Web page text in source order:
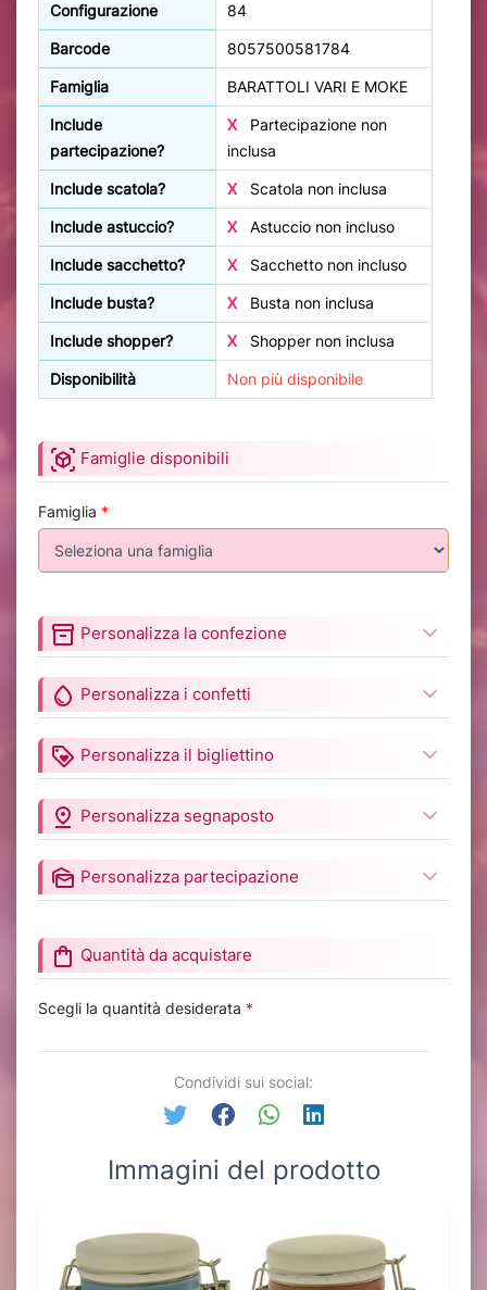
Configurazione 84
Barcode 8057500581784
Famiglia BARATTOLI VARI E MOKE
Include
partecipazione?
X
Partecipazione non
inclusa
Include scatola? X Scatola non inclusa
Include astuccio? X Astuccio non incluso
Include sacchetto? X Sacchetto non incluso
Include busta? X Busta non inclusa
Include shopper? X Shopper non inclusa
Disponibilità Non più disponibile
view_in_ar Famiglie disponibili
Famiglia *
inventory_2 Personalizza la confezione
water_drop Personalizza i confetti
loyalty Personalizza il bigliettino
pin_drop Personalizza segnaposto
mark_as_unread Personalizza partecipazione
shopping_bag Quantità da acquistare
Scegli la quantità desiderata *
Condividi sui social:
Immagini del prodotto